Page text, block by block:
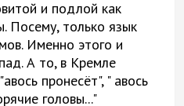
и подлой как
Посему, только язык
Именно этого и
А то, в Кремле
пронесёт", " авось
головы..."